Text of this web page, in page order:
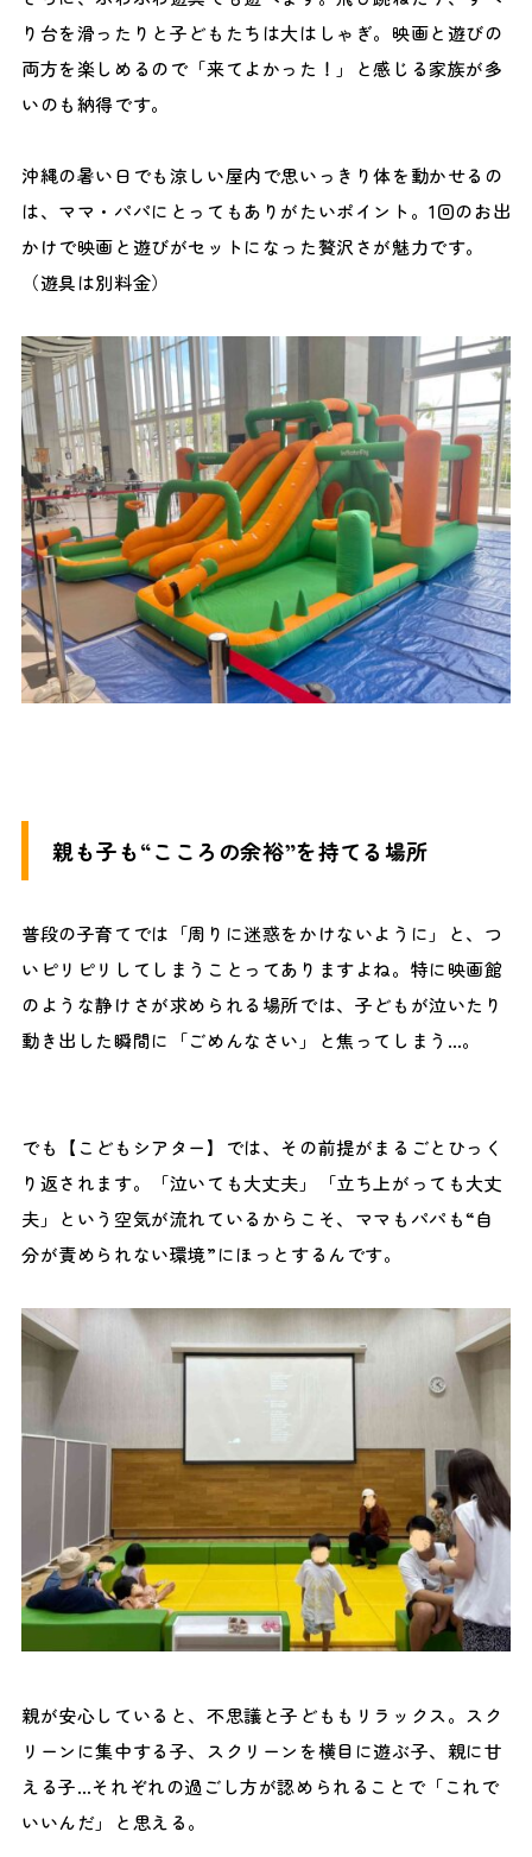
り台を滑ったりと子どもたちは大はしゃぎ。映画と遊びの
両方を楽しめるので「来てよかった！」と感じる家族が多
いのも納得です。
沖縄の暑い日でも涼しい屋内で思いっきり体を動かせるの
は、ママ・パパにとってもありがたいポイント。1回のお出
かけで映画と遊びがセットになった贅沢さが魅力です。
（遊具は別料金）
親も子も“こころの余裕”を持てる場所
普段の子育てでは「周りに迷惑をかけないように」と、つ
いピリピリしてしまうことってありますよね。特に映画館
のような静けさが求められる場所では、子どもが泣いたり
動き出した瞬間に「ごめんなさい」と焦ってしまう…。
でも【こどもシアター】では、その前提がまるごとひっく
り返されます。「泣いても大丈夫」「立ち上がっても大丈
夫」という空気が流れているからこそ、ママもパパも“自
分が責められない環境”にほっとするんです。
親が安心していると、不思議と子どももリラックス。スク
リーンに集中する子、スクリーンを横目に遊ぶ子、親に甘
える子…それぞれの過ごし方が認められることで「これで
いいんだ」と思える。